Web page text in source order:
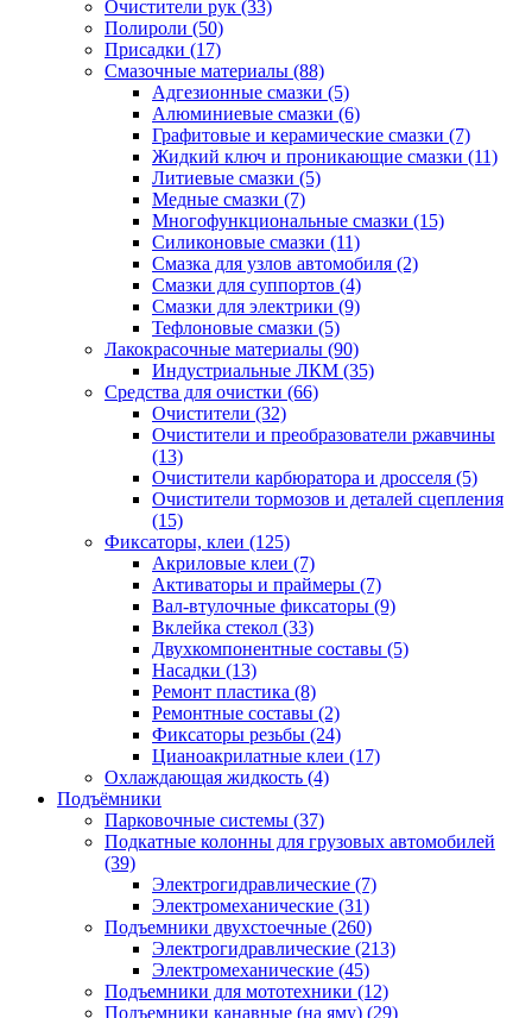
Очистители рук (33)
Полироли (50)
Присадки (17)
Смазочные материалы (88)
Адгезионные смазки (5)
Алюминиевые смазки (6)
Графитовые и керамические смазки (7)
Жидкий ключ и проникающие смазки (11)
Литиевые смазки (5)
Медные смазки (7)
Многофункциональные смазки (15)
Силиконовые смазки (11)
Смазка для узлов автомобиля (2)
Смазки для суппортов (4)
Смазки для электрики (9)
Тефлоновые смазки (5)
Лакокрасочные материалы (90)
Индустриальные ЛКМ (35)
Средства для очистки (66)
Очистители (32)
Очистители и преобразователи ржавчины
(13)
Очистители карбюратора и дросселя (5)
Очистители тормозов и деталей сцепления
(15)
Фиксаторы, клеи (125)
Акриловые клеи (7)
Активаторы и праймеры (7)
Вал-втулочные фиксаторы (9)
Вклейка стекол (33)
Двухкомпонентные составы (5)
Насадки (13)
Ремонт пластика (8)
Ремонтные составы (2)
Фиксаторы резьбы (24)
Цианоакрилатные клеи (17)
Охлаждающая жидкость (4)
Подъёмники
Парковочные системы (37)
Подкатные колонны для грузовых автомобилей
(39)
Электрогидравлические (7)
Электромеханические (31)
Подъемники двухстоечные (260)
Электрогидравлические (213)
Электромеханические (45)
Подъемники для мототехники (12)
Подъемники канавные (на яму) (29)